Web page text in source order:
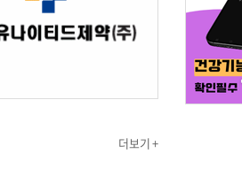
더보기 +